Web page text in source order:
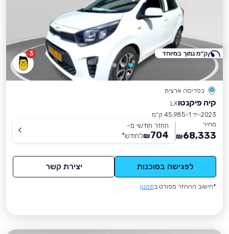
3
בפריסה ארצית
קיה פיקנטוLX
2023 יד 1
45,985 ק״מ
מחיר
68,333
₪
החזר חודשי מ-
704
₪לחודש*
לפגישה בסוכנות יצירת קשר
*חישוב ההחזר מפורט בתקנון
ק״מ נמוך במיוחד